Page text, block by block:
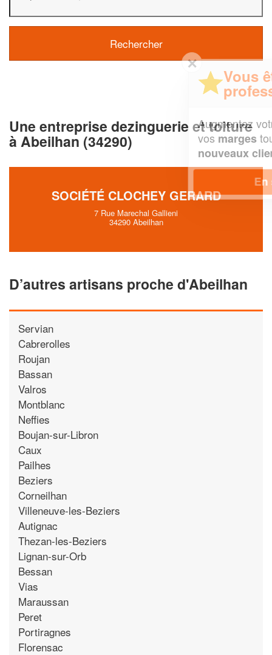
Une entreprise dezinguerie et toiture
à Abeilhan (34290)
SOCIÉTÉ CLOCHEY GERARD
7 Rue Marechal Gallieni
34290 Abeilhan
D’autres artisans proche d'Abeilhan
Servian
Cabrerolles
Roujan
Bassan
Valros
Montblanc
Neffies
Boujan-sur-Libron
Caux
Pailhes
Beziers
Corneilhan
Villeneuve-les-Beziers
Autignac
Thezan-les-Beziers
Lignan-sur-Orb
Bessan
Vias
Maraussan
Peret
Portiragnes
Florensac
✕
professionnel ?
Augmentez votrechiffre d'affaireset
vosmarges
tout en gagnant de
nouveaux clients